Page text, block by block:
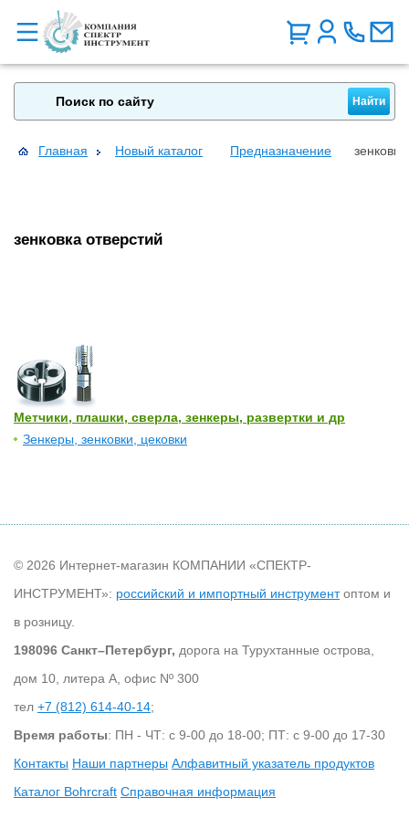
Главная Новый каталог Предназначение
зенковка отверстий
Метчики, плашки, сверла, зенкеры, развертки и др
Зенкеры, зенковки, цековки
© 2026 Интернет-магазин КОМПАНИИ «СПЕКТР-
ИНСТРУМЕНТ»: российский и импортный инструментоптом и
в розницу.
198096 Санкт–Петербург, дорога на Турухтанные острова,
дом 10, литера А, офис Nº 300
тел +7 (812) 614-40-14;
Время работы: ПН - ЧТ: с 9-00 до 18-00; ПТ: с 9-00 до 17-30
Контакты Наши партнеры Алфавитный указатель продуктов
Каталог Bohrcraft Справочная информация